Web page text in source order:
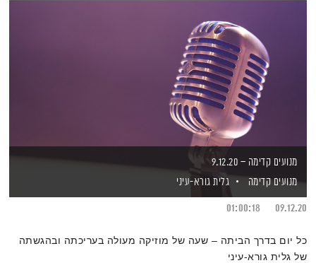
מנועים קדימה – 9.12.20
מנועים קדימה
גלית גורא-עיני
09.12.20
01:00:18
כל יום בדרך הביתה – שעה של מוזיקה מעולה בעריכתה ובהגשתה
של גלית גורא-עיני